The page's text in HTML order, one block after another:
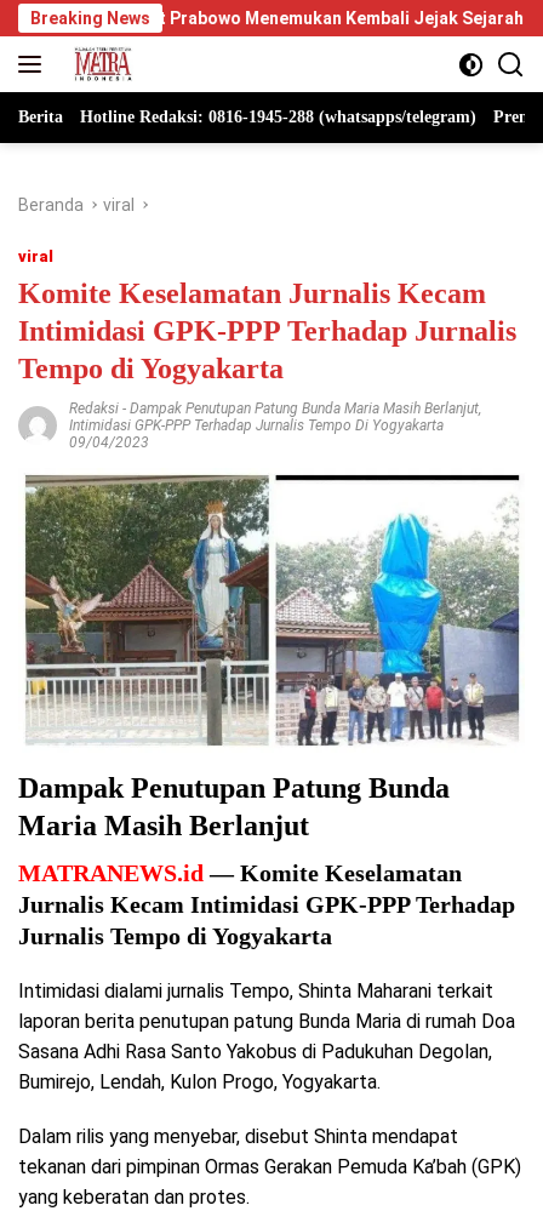
Langsung
ke
konten
Breaking News
Menemukan Kembali Jejak Sejarah IPDN Berpikir
Berita Hotline Redaksi: 0816-1945-288 (whatsapps/telegram)
Beranda viral
viral
Komite Keselamatan Jurnalis Kecam
Intimidasi GPK-PPP Terhadap Jurnalis
Tempo di Yogyakarta
Redaksi - Dampak Penutupan Patung Bunda Maria Masih Berlanjut,
Intimidasi GPK-PPP Terhadap Jurnalis Tempo Di Yogyakarta
09/04/2023
Dampak Penutupan Patung Bunda
Maria Masih Berlanjut
MATRANEWS.id — Komite Keselamatan
Jurnalis Kecam Intimidasi GPK-PPP Terhadap
Jurnalis Tempo di Yogyakarta
Intimidasi dialami jurnalis Tempo, Shinta Maharani terkait
laporan berita penutupan patung Bunda Maria di rumah Doa
Sasana Adhi Rasa Santo Yakobus di Padukuhan Degolan,
Bumirejo, Lendah, Kulon Progo, Yogyakarta.
Dalam rilis yang menyebar, disebut Shinta mendapat
tekanan dari pimpinan Ormas Gerakan Pemuda Ka’bah (GPK)
yang keberatan dan protes.